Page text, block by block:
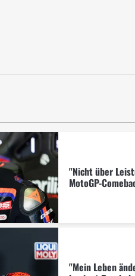
"Nicht über
MotoGP-
"Mein Leben